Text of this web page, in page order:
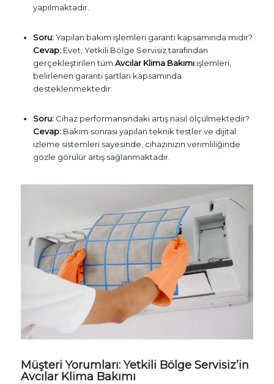
yapılmaktadır.
Soru:Yapılan bakım işlemleri garanti kapsamında mıdır?
Cevap:Evet, Yetkili Bölge Servisiz tarafından
gerçekleştirilen tüm Avcılar Klima Bakımıişlemleri,
belirlenen garanti şartları kapsamında
desteklenmektedir.
Soru:Cihaz performansındaki artış nasıl ölçülmektedir?
Cevap:Bakım sonrası yapılan teknik testler ve dijital
izleme sistemleri sayesinde, cihazınızın verimliliğinde
gözle görülür artış sağlanmaktadır.
Müşteri Yorumları: Yetkili Bölge Servisiz’in
Avcılar Klima Bakımı